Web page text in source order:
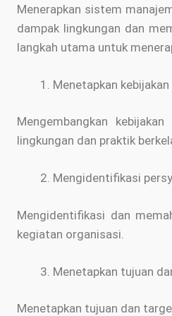
Menerapkan sistem
dampak lingkungan dan
langkah utama untuk
Menetapkan
Mengembangkan
lingkungan dan praktik
Mengidentifikasi
Mengidentifikasi dan
kegiatan organisasi.
Menetapkan tujuan
Menetapkan tujuan dan